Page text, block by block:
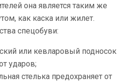
она является таким же
как каска или жилет.
спецобуви:
или кевларовый подносок
ударов;
стелька предохраняет от